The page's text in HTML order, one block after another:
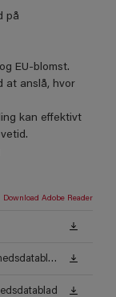
på
EU-blomst.
at anslå, hvor
kan effektivt
Download Adobe Reader
Sadolin Colour Test Base White -- Sikkerhedsdatablad